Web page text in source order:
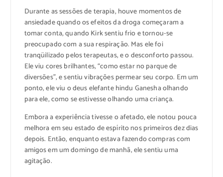
Durante as sessões de terapia, houve momentos de
ansiedade quando os efeitos da droga começaram a
tomar conta, quando Kirk sentiu frio e tornou-se
preocupado com a sua respiração. Mas ele foi
tranqüilizado pelos terapeutas, e o desconforto passou.
Ele viu cores brilhantes, “como estar no parque de
diversões”, e sentiu vibrações permear seu corpo. Em um
ponto, ele viu o deus elefante hindu Ganesha olhando
para ele, como se estivesse olhando uma criança.
Embora a experiência tivesse o afetado, ele notou pouca
melhora em seu estado de espírito nos primeiros dez dias
depois. Então, enquanto estava fazendo compras com
amigos em um domingo de manhã, ele sentiu uma
agitação.